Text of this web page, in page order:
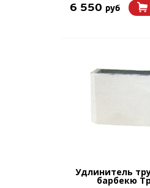
6 550 руб
Удлинитель
барбекю